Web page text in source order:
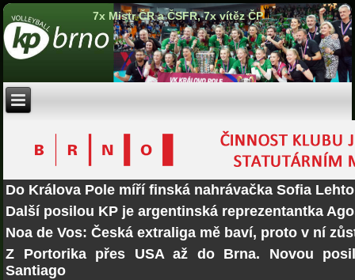
7x Mistr ČR a ČSFR, 7x vítěz ČP
Do Králova Pole míří finská nahrávačka Sofia Lehto
Další posilou KP je argentinská reprezentantka
Noa de Vos: Česká extraliga mě baví, proto v ní
Z Portorika přes USA až do Brna. Novou
Santiago